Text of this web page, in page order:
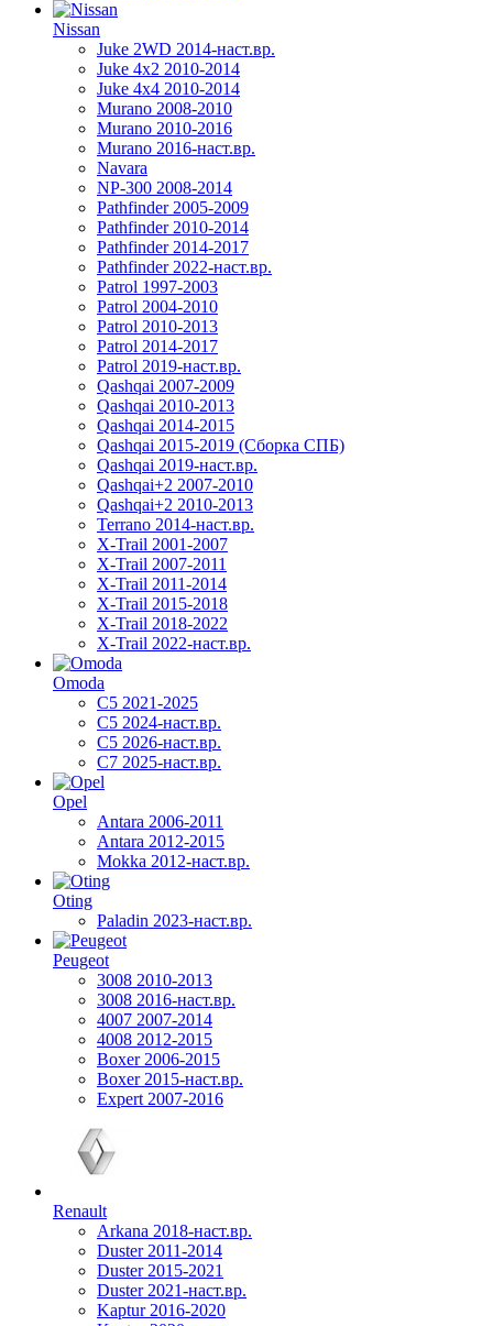
Nissan
Juke 2WD 2014-наст.вр.
Juke 4x2 2010-2014
Juke 4x4 2010-2014
Murano 2008-2010
Murano 2010-2016
Murano 2016-наст.вр.
Navara
NP-300 2008-2014
Pathfinder 2005-2009
Pathfinder 2010-2014
Pathfinder 2014-2017
Pathfinder 2022-наст.вр.
Patrol 1997-2003
Patrol 2004-2010
Patrol 2010-2013
Patrol 2014-2017
Patrol 2019-наст.вр.
Qashqai 2007-2009
Qashqai 2010-2013
Qashqai 2014-2015
Qashqai 2015-2019 (Сборка СПБ)
Qashqai 2019-наст.вр.
Qashqai+2 2007-2010
Qashqai+2 2010-2013
Terrano 2014-наст.вр.
X-Trail 2001-2007
X-Trail 2007-2011
X-Trail 2011-2014
X-Trail 2015-2018
X-Trail 2018-2022
X-Trail 2022-наст.вр.
Omoda
C5 2021-2025
C5 2024-наст.вр.
C5 2026-наст.вр.
C7 2025-наст.вр.
Opel
Antara 2006-2011
Antara 2012-2015
Mokka 2012-наст.вр.
Oting
Paladin 2023-наст.вр.
Peugeot
3008 2010-2013
3008 2016-наст.вр.
4007 2007-2014
4008 2012-2015
Boxer 2006-2015
Boxer 2015-наст.вр.
Expert 2007-2016
Renault
Arkana 2018-наст.вр.
Duster 2011-2014
Duster 2015-2021
Duster 2021-наст.вр.
Kaptur 2016-2020